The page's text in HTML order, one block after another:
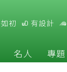
初 有設計
名人 專題